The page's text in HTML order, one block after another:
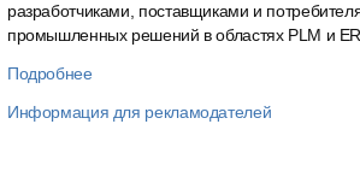
разработчиками, поставщиками и
промышленных решений в областях PLM и
Подробнее
Информация для рекламодателей